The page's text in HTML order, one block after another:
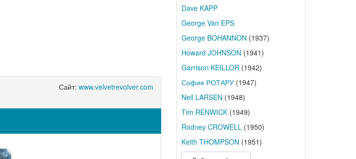
Сайт: www.velvetrevolver.com
Dave KAPP
George Van EPS
George BOHANNON (1937)
Howard JOHNSON (1941)
Garrison KEILLOR(1942)
София РОТАРУ(1947)
Neil LARSEN (1948)
Tim RENWICK(1949)
Rodney CROWELL(1950)
Keith THOMPSON (1951)